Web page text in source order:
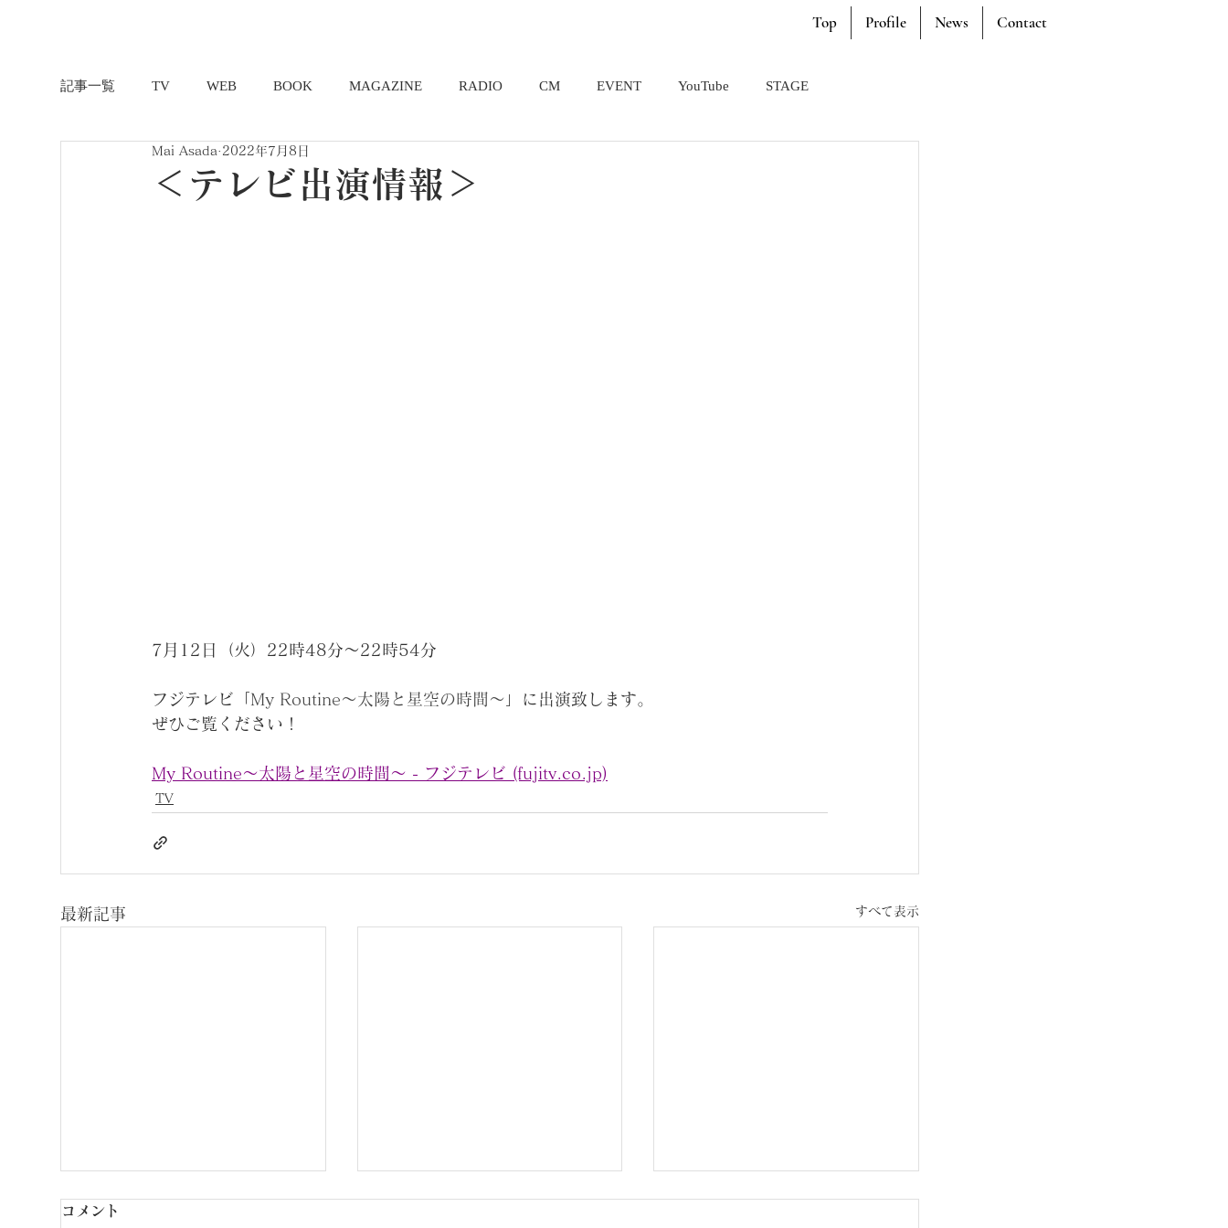
Top Profile News Contact
記事一覧 TV WEB BOOK MAGAZINE RADIO CM EVENT YouTube STAGE
＜テレビ出演情報＞
Mai Asada 2022年7月8日
7月12日（火）22 時48分～22 時54分
フジテレビ「 My Routine～太陽と星空の時間～ 」に出演致します。
ぜひご覧ください！
My Routine～太陽と星空の時間～ - フジテレビ (fujitv.co.jp)
TV
最新記事 すべて表示
コメント